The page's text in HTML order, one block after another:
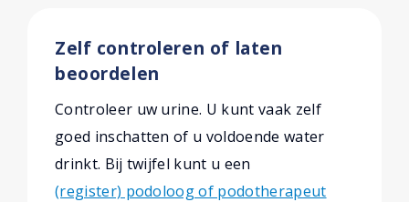
Zelf controleren of laten
beoordelen
Controleer uw urine. U kunt vaak zelf
goed inschatten of u voldoende water
drinkt. Bij twijfel kunt u een
(register) podoloog of podotherapeut